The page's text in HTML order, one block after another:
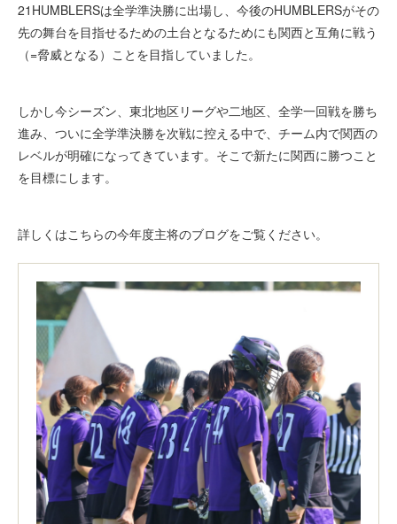
21HUMBLERSは全学準決勝に出場し、今後のHUMBLERSがその
先の舞台を目指せるための土台となるためにも関西と互角に戦う
（=脅威となる）ことを目指していました。
しかし今シーズン、東北地区リーグや二地区、全学一回戦を勝ち
進み、ついに全学準決勝を次戦に控える中で、チーム内で関西の
レベルが明確になってきています。そこで新たに関西に勝つこと
を目標にします。
詳しくはこちらの今年度主将のブログをご覧ください。